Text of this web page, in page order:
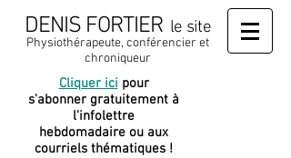
DENIS FORTIER le site
Physiothérapeute, conférencier et
chroniqueur
Cliquer ici pour
s'abonner gratuitement à
l'infolettre
hebdomadaire ou aux
courriels thématiques !